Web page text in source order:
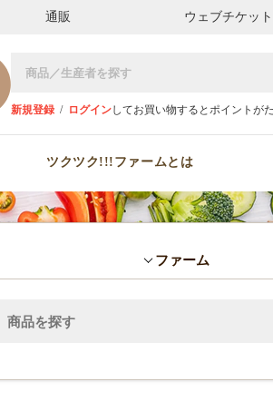
通販 ウェブチケット
新規登録 / ログインしてお買い物するとポイントが
ツクツク!!!ファームとは
ファーム